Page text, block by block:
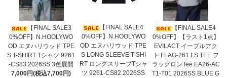
【FINAL SALE3
0%OFF】N.HOOLYWO
OD エヌハリウッド TPE
S T-SHIRT Tシャツ 9261
-CS83 2026SS 3色展開
7,000円(税込7,700円)
【FINAL SALE4
0%OFF】N.HOOLYWO
OD エヌハリウッド TPE
S LONG SLEEVE T-SHI
RT ロングスリーブTシャ
ツ 9261-CS82 2026SS
【FINAL SALE4
0%OFF】【ラスト1点】
EVILACT イーブルアク
ト FLAG-261 LS TEE フ
ラッグロンTee EA26-AC
T1-T01 2026SS BLUE G